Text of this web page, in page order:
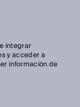
integrar
y acceder a
información de